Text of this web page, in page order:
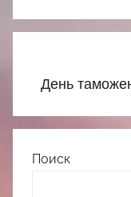
День
Поиск